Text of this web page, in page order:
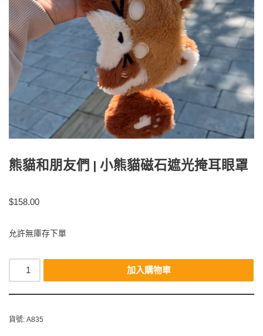
熊貓和朋友們 | 小熊貓磁石遮光掩耳眼罩
$158.00
允許無庫存下單
加入購物車
貨號: A835